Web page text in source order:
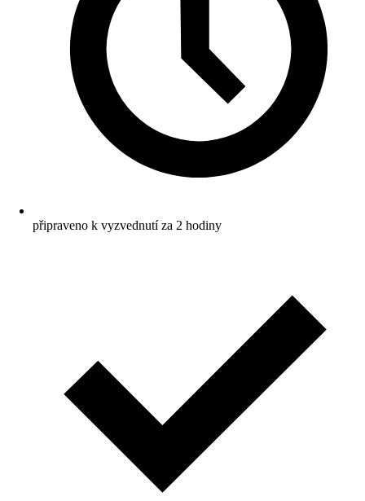
připraveno k vyzvednutí za 2 hodiny